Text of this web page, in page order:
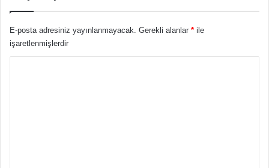
E-posta adresiniz yayınlanmayacak. Gerekli alanlar * ile
işaretlenmişlerdir